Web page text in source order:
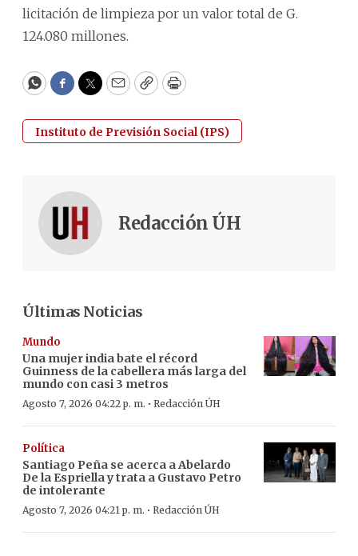
licitación de limpieza por un valor total de G.
124.080 millones.
WhatsApp
Facebook
Twitter
EmailCopyPrint
Instituto de Previsión Social (IPS)
Redacción ÚH
Últimas Noticias
Mundo
Una mujer india bate el récord
Guinness de la cabellera más larga del
mundo con casi 3 metros
Agosto 7, 2026 04:22 p. m. · Redacción ÚH
Política
Santiago Peña se acerca a Abelardo
De la Espriella y trata a Gustavo Petro
de intolerante
Agosto 7, 2026 04:21 p. m. · Redacción ÚH